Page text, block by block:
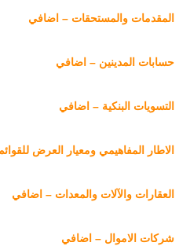
المقدمات والمستحقات – اضافي
حسابات المدينين – اضافي
التسويات البنكية – اضافي
الاطار المفاهيمي ومعيار العرض
العقارات والآلات والمعدات – اضافي
شركات الاموال – اضافي